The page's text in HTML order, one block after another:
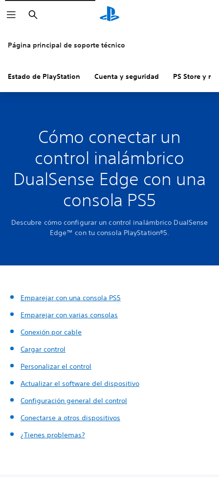
Buscar
Página principal de soporte técnico
Estado de PlayStation Cuenta y seguridad PS Store y
Cómo conectar un
control inalámbrico
DualSense Edge con una
consola PS5
Descubre cómo configurar un control inalámbrico DualSense
Edge™ con tu consola PlayStation®5.
Emparejar con una consola PS5
Emparejar con varias consolas
Conexión por cable
Cargar control
Personalizar el control
Actualizar el software del dispositivo
Configuración general del control
Conectarse a otros dispositivos
¿Tienes problemas?